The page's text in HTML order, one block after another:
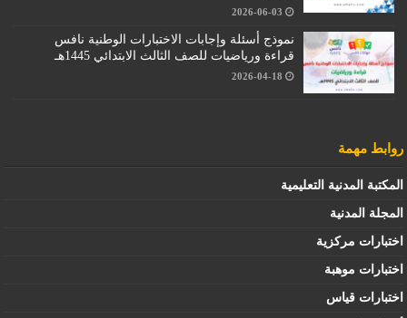
2026-06-03
نموذج أسئلة وإجابات الاختبارات الوطنية نافس
قراءة ورياضيات للصف الثالث الابتدائي 1445هـ
2026-04-18
روابط مهمة
المكتبة المدنية التعليمية
المجلة المدنية
اختبارات مركزية
اختبارات موهبة
اختبارات قياس